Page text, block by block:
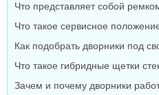
Что представляет собой
Что такое сервисное
Как подобрать дворники под
Что такое гибридные щетки
Зачем и почему дворники